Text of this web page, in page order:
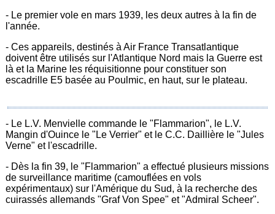
- Le premier vole en mars 1939, les deux autres à la fin de
l'année.
- Ces appareils, destinés à Air France Transatlantique
doivent être utilisés sur l'Atlantique Nord mais la Guerre est
là et la Marine les réquisitionne pour constituer son
escadrille E5 basée au Poulmic, en haut, sur le plateau.
- Le L.V. Menvielle commande le "Flammarion", le L.V.
Mangin d'Ouince le "Le Verrier" et le C.C. Daillière le "Jules
Verne" et l'escadrille.
- Dès la fin 39, le "Flammarion" a effectué plusieurs missions
de surveillance maritime (camouflées en vols
expérimentaux) sur l'Amérique du Sud, à la recherche des
cuirassés allemands "Graf Von Spee" et "Admiral Scheer".